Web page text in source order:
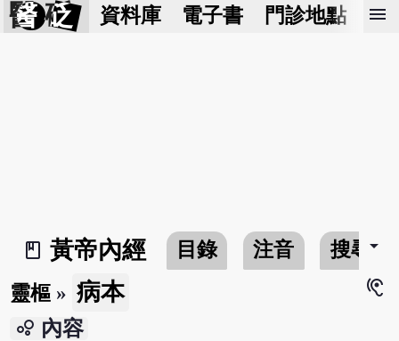
醫 砭 資料庫 電子書 門診地點 預
menu
book_2
黃帝內經 目錄 注音 搜尋arrow_drop_down
靈樞 » 病本
hearing
bubble_chart 內容